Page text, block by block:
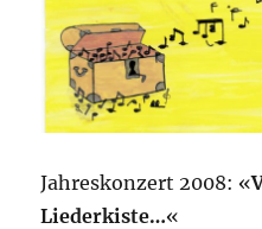
Jahreskonzert 2008: «
Liederkiste…«